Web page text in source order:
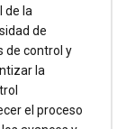
de la
de
de control y
la
el proceso